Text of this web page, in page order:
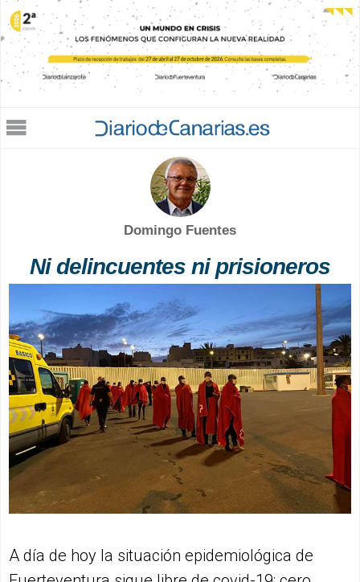
Jump to navigation
Domingo Fuentes
Ni delincuentes ni prisioneros
A día de hoy la situación epidemiológica de